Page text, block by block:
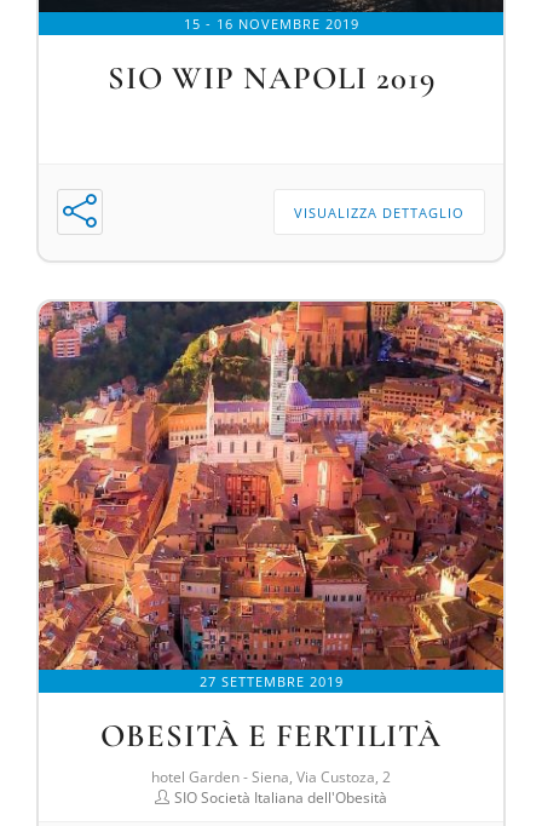
15 - 16 NOVEMBRE 2019
SIO WIP NAPOLI 2019
VISUALIZZA DETTAGLIO
27 SETTEMBRE 2019
OBESITÀ E FERTILITÀ
hotel Garden - Siena, Via Custoza, 2
SIO Società Italiana dell'Obesità